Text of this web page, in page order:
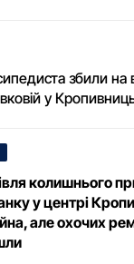
збили на
у
колишнього
у центрі
але охочих